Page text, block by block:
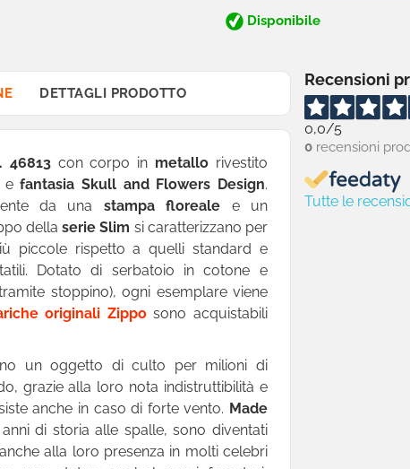
Disponibile
DETTAGLI PRODOTTO
46813con corpo in metallo rivestito
efantasiaSkull and Flowers Design.
da una stampa floreale e un
dellaserie Slim si caratterizzano per
piccole rispetto a quelli standard e
Dotato di serbatoio in cotone e
stoppino), ogni esemplare viene
originali Zipposono acquistabili
un oggetto di culto per milioni di
grazie alla loro nota indistruttibilità e
anche in caso di forte vento. Made
di storia alle spalle, sono diventati
alla loro presenza in molti celebri
Recensioni
0,0/5
0recensioni
Tutte le